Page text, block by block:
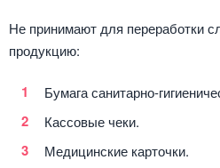
Не принимают для переработки
продукцию:
Бумага санитарно-
Кассовые чеки.
Медицинские карточки.